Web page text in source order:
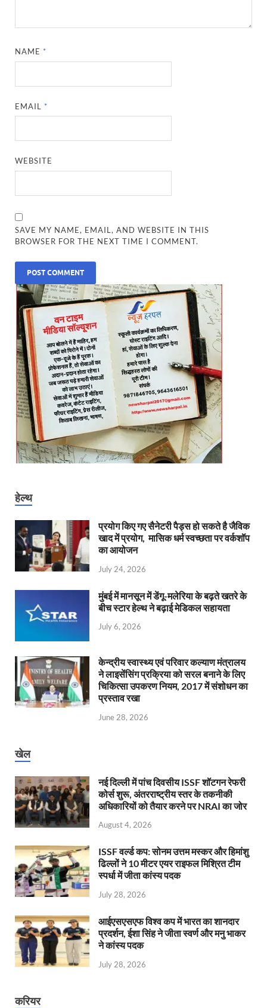
NAME *
EMAIL *
WEBSITE
SAVE MY NAME, EMAIL, AND WEBSITE IN THIS
BROWSER FOR THE NEXT TIME I COMMENT.
हेल्थ
प्रयोग किए गए सैनेटरी पैड्स हो सकते है जैविक
खाद में प्रयोग, मासिक धर्म स्वच्छता पर वर्कशॉप
का आयोजन
July 24, 2026
मुंबई में मानसून में डेंगू-मलेरिया के बढ़ते खतरे के
बीच स्टार हेल्थ ने बढ़ाई मेडिकल सहायता
July 6, 2026
केन्‍द्रीय स्वास्थ्य एवं परिवार कल्याण मंत्रालय
ने लाइसेंसिंग प्रक्रिया को सरल बनाने के लिए
चिकित्सा उपकरण नियम, 2017 में संशोधन का
प्रस्ताव रखा
June 28, 2026
खेल
नई दिल्ली में पांच दिवसीय ISSF शॉटगन रेफरी
कोर्स शुरू, अंतरराष्ट्रीय स्तर के तकनीकी
अधिकारियों को तैयार करने पर NRAI का जोर
August 4, 2026
ISSF वर्ल्ड कप: सोनम उत्तम मस्कर और हिमांशु
ढिल्लों ने 10 मीटर एयर राइफल मिश्रित टीम
स्पर्धा में जीता कांस्य पदक
July 28, 2026
आईएसएसएफ विश्व कप में भारत का शानदार
प्रदर्शन, ईशा सिंह ने जीता स्वर्ण और मनु भाकर
ने कांस्य पदक
July 28, 2026
करियर